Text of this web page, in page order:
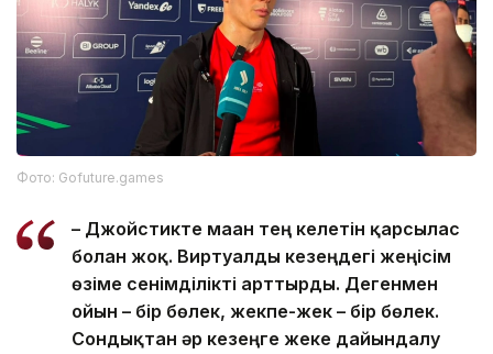
Фото: Gofuture.games
– Джойстикте маған тең келетін қарсылас
болған жоқ. Виртуалды кезеңдегі жеңісім
өзіме сенімділікті арттырды. Дегенмен
ойын – бір бөлек, жекпе-жек – бір бөлек.
Сондықтан әр кезеңге жеке дайындалу